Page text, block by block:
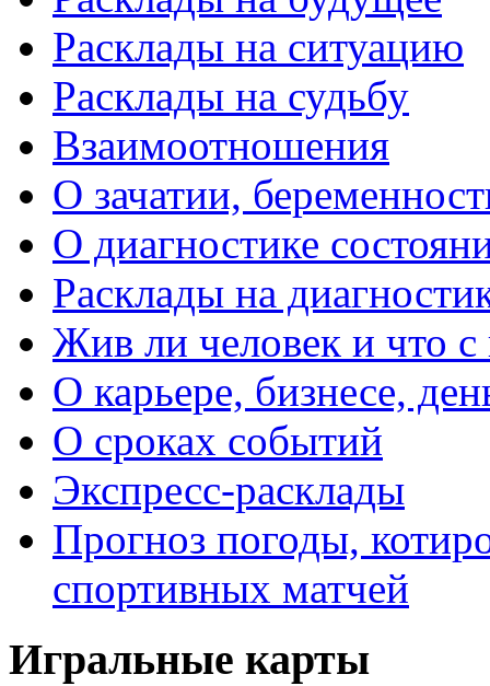
Расклады на ситуацию
Расклады на судьбу
Взаимоотношения
О зачатии,
О диагностике
Расклады на
Жив ли человек и что
О карьере, бизнесе,
О сроках событий
Экспресс-расклады
Прогноз погоды,
спортивных матчей
Игральные карты